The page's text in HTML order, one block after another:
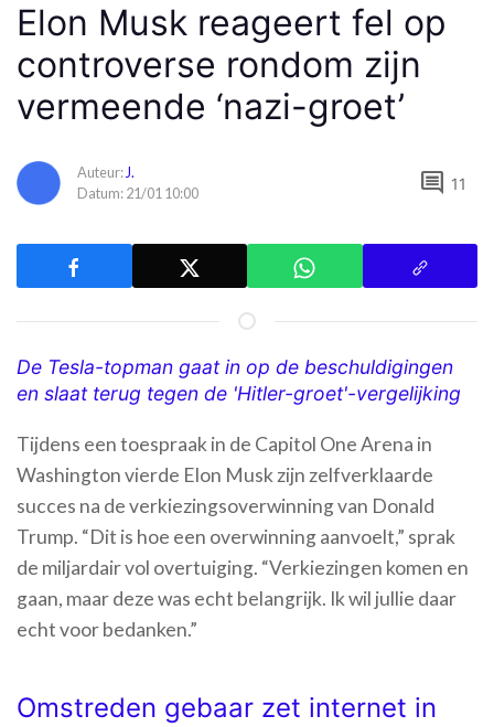
Elon Musk reageert fel op
controverse rondom zijn
vermeende ‘nazi-groet’
Auteur:J.
Datum: 21/01 10:00
comment 11
De Tesla-topman gaat in op de beschuldigingen
en slaat terug tegen de 'Hitler-groet'-vergelijking
Tijdens een toespraak in de Capitol One Arena in
Washington vierde Elon Musk zijn zelfverklaarde
succes na de verkiezingsoverwinning van Donald
Trump. “Dit is hoe een overwinning aanvoelt,” sprak
de miljardair vol overtuiging. “Verkiezingen komen en
gaan, maar deze was echt belangrijk. Ik wil jullie daar
echt voor bedanken.”
Omstreden gebaar zet internet in